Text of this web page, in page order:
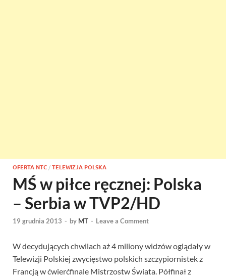
OFERTA NTC / TELEWIZJA POLSKA
MŚ w piłce ręcznej: Polska
– Serbia w TVP2/HD
19 grudnia 2013 - by MT - Leave a Comment
W decydujących chwilach aż 4 miliony widzów oglądały w
Telewizji Polskiej zwycięstwo polskich szczypiornistek z
Francją w ćwierćfinale Mistrzostw Świata. Półfinał z